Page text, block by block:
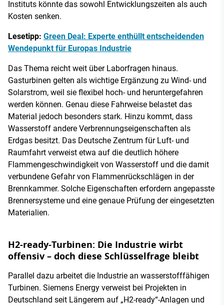
Instituts könnte das sowohl Entwicklungszeiten als auch
Kosten senken.
Lesetipp: Green Deal: Experte enthüllt entscheidenden
Wendepunkt für Europas Industrie
Das Thema reicht weit über Laborfragen hinaus.
Gasturbinen gelten als wichtige Ergänzung zu Wind- und
Solarstrom, weil sie flexibel hoch- und heruntergefahren
werden können. Genau diese Fahrweise belastet das
Material jedoch besonders stark. Hinzu kommt, dass
Wasserstoff andere Verbrennungseigenschaften als
Erdgas besitzt. Das Deutsche Zentrum für Luft- und
Raumfahrt verweist etwa auf die deutlich höhere
Flammengeschwindigkeit von Wasserstoff und die damit
verbundene Gefahr von Flammenrückschlägen in der
Brennkammer. Solche Eigenschaften erfordern angepasste
Brennersysteme und eine genaue Prüfung der eingesetzten
Materialien.
H2-ready-Turbinen: Die Industrie wirbt
offensiv – doch diese Schlüsselfrage bleibt
Parallel dazu arbeitet die Industrie an wasserstofffähigen
Turbinen. Siemens Energy verweist bei Projekten in
Deutschland seit Längerem auf „H2-ready“-Anlagen und